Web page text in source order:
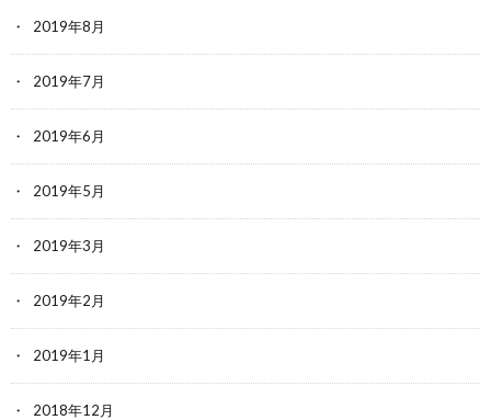
2019年8月
2019年7月
2019年6月
2019年5月
2019年3月
2019年2月
2019年1月
2018年12月